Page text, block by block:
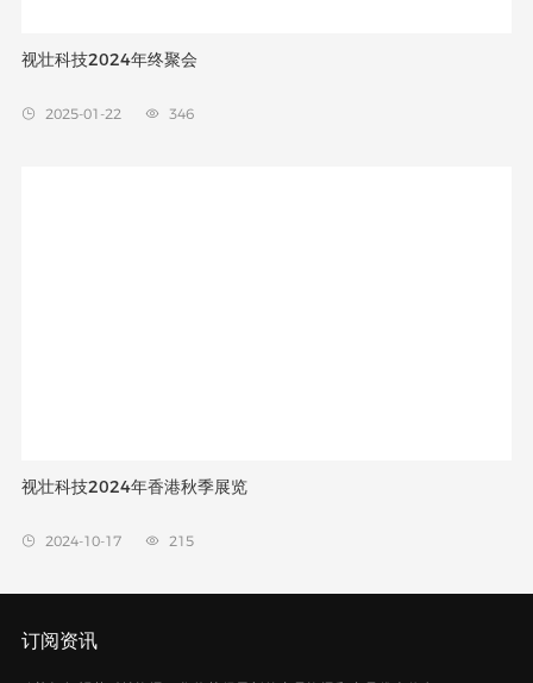
视壮科技2024年终聚会
 2025-01-22  346
视壮科技2024年香港秋季展览
 2024-10-17  215
订阅资讯